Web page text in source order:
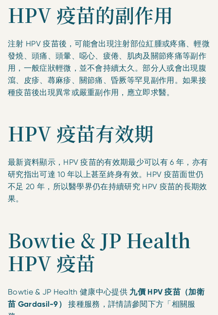
HPV 疫苗的副作用
注射 HPV 疫苗後，可能會出現注射部位紅腫或疼痛、輕微
發燒、頭痛、頭暈、噁心、疲倦、肌肉及關節疼痛等副作
用，一般症狀輕微，並不會持續太久。部分人或會出現腹
瀉、皮疹、蕁麻疹、關節痛、昏厥等罕見副作用。如果接
種疫苗後出現異常或嚴重副作用，應立即求醫。
HPV 疫苗有效期
最新資料顯示，HPV 疫苗的有效期最少可以有 6 年，亦有
研究指出可達 10 年以上甚至終身有效。HPV 疫苗面世仍
不足 20 年，所以醫學界仍在持續研究 HPV 疫苗的長期效
果。
Bowtie & JP Health
HPV 疫苗
Bowtie & JP Health 健康中心提供 九價 HPV 疫苗（加衛
苗 Gardasil-9）
接種服務，詳情請參閱下方「相關服